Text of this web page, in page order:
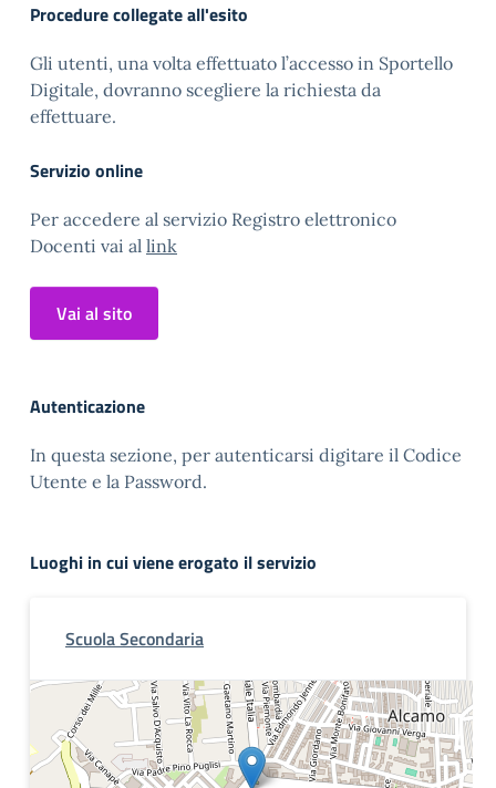
Procedure collegate all'esito
Gli utenti, una volta effettuato l’accesso in Sportello
Digitale, dovranno scegliere la richiesta da
effettuare.
Servizio online
Per accedere al servizio Registro elettronico
Docenti vai al link
Vai al sito
Autenticazione
In questa sezione, per autenticarsi digitare il Codice
Utente e la Password.
Luoghi in cui viene erogato il servizio
Scuola Secondaria